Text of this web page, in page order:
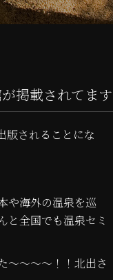
掲載されてます
版されることにな
や海外の温泉を巡
と全国でも温泉セミ
～～～～！！北出さ